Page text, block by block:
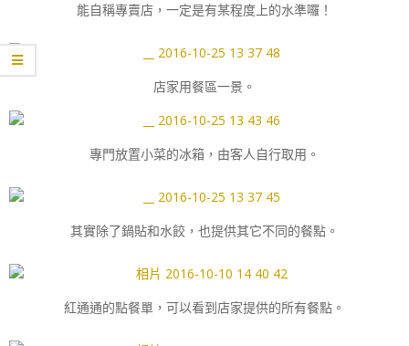
能自稱專賣店，一定是有某程度上的水準囉！
店家用餐區一景。
專門放置小菜的冰箱，由客人自行取用。
其實除了鍋貼和水餃，也提供其它不同的餐點。
紅通通的點餐單，可以看到店家提供的所有餐點。